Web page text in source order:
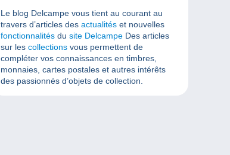
Le blog Delcampe vous tient au courant au
travers d’articles des actualités et nouvelles
fonctionnalités du site Delcampe Des articles
sur les collections vous permettent de
compléter vos connaissances en timbres,
monnaies, cartes postales et autres intérêts
des passionnés d’objets de collection.